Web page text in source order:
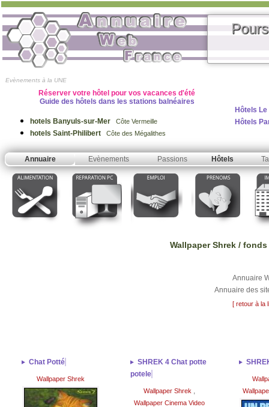
Evènements à la UNE
Réserver votre hôtel pour vos vacances d'été
Guide des hôtels dans les stations balnéaires
hotels Banyuls-sur-Mer Côte Vermeille
hotels Saint-Philibert Côte des Mégalithes
Hôtels
Hôtels
Annuaire Evènements Passions Hôtels
Wallpaper Shrek /
Annuaire
Annuaire des
[ retour à la
Chat Potté
Wallpaper Shrek
SHREK 4 Chat potte
potele
Wallpaper Shrek ,
Wallpaper Cinema Video